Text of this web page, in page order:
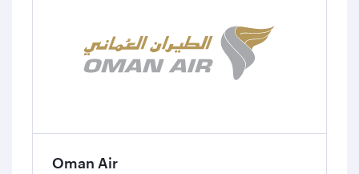
Oman Air